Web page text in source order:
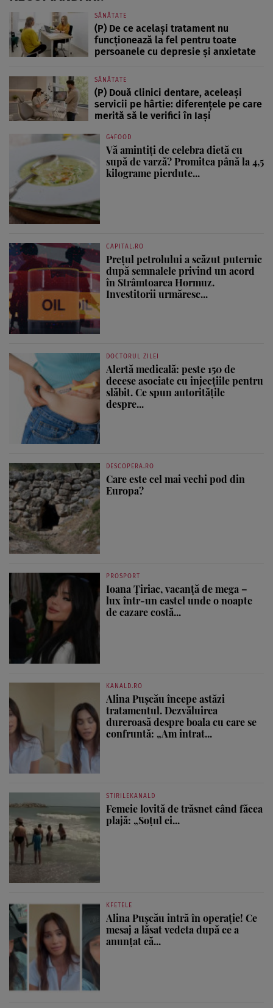
SĂNĂTATE
(P) De ce același tratament nu
funcționează la fel pentru toate
persoanele cu depresie și anxietate
SĂNĂTATE
(P) Două clinici dentare, aceleași
servicii pe hârtie: diferențele pe care
merită să le verifici în Iași
G4FOOD
Vă amintiți de celebra dietă cu
supă de varză? Promitea până la 4,5
kilograme pierdute...
CAPITAL.RO
Prețul petrolului a scăzut puternic
după semnalele privind un acord
în Strâmtoarea Hormuz.
Investitorii urmăresc...
DOCTORUL ZILEI
Alertă medicală: peste 150 de
decese asociate cu injecțiile pentru
slăbit. Ce spun autoritățile
despre...
DESCOPERA.RO
Care este cel mai vechi pod din
Europa?
PROSPORT
Ioana Țiriac, vacanță de mega –
lux într-un castel unde o noapte
de cazare costă...
KANALD.RO
Alina Pușcău începe astăzi
tratamentul. Dezvăluirea
dureroasă despre boala cu care se
confruntă: „Am intrat...
STIRILEKANALD
Femeie lovită de trăsnet când făcea
plajă: „Soțul ei...
KFETELE
Alina Pușcău intră în operație! Ce
mesaj a lăsat vedeta după ce a
anunțat că...